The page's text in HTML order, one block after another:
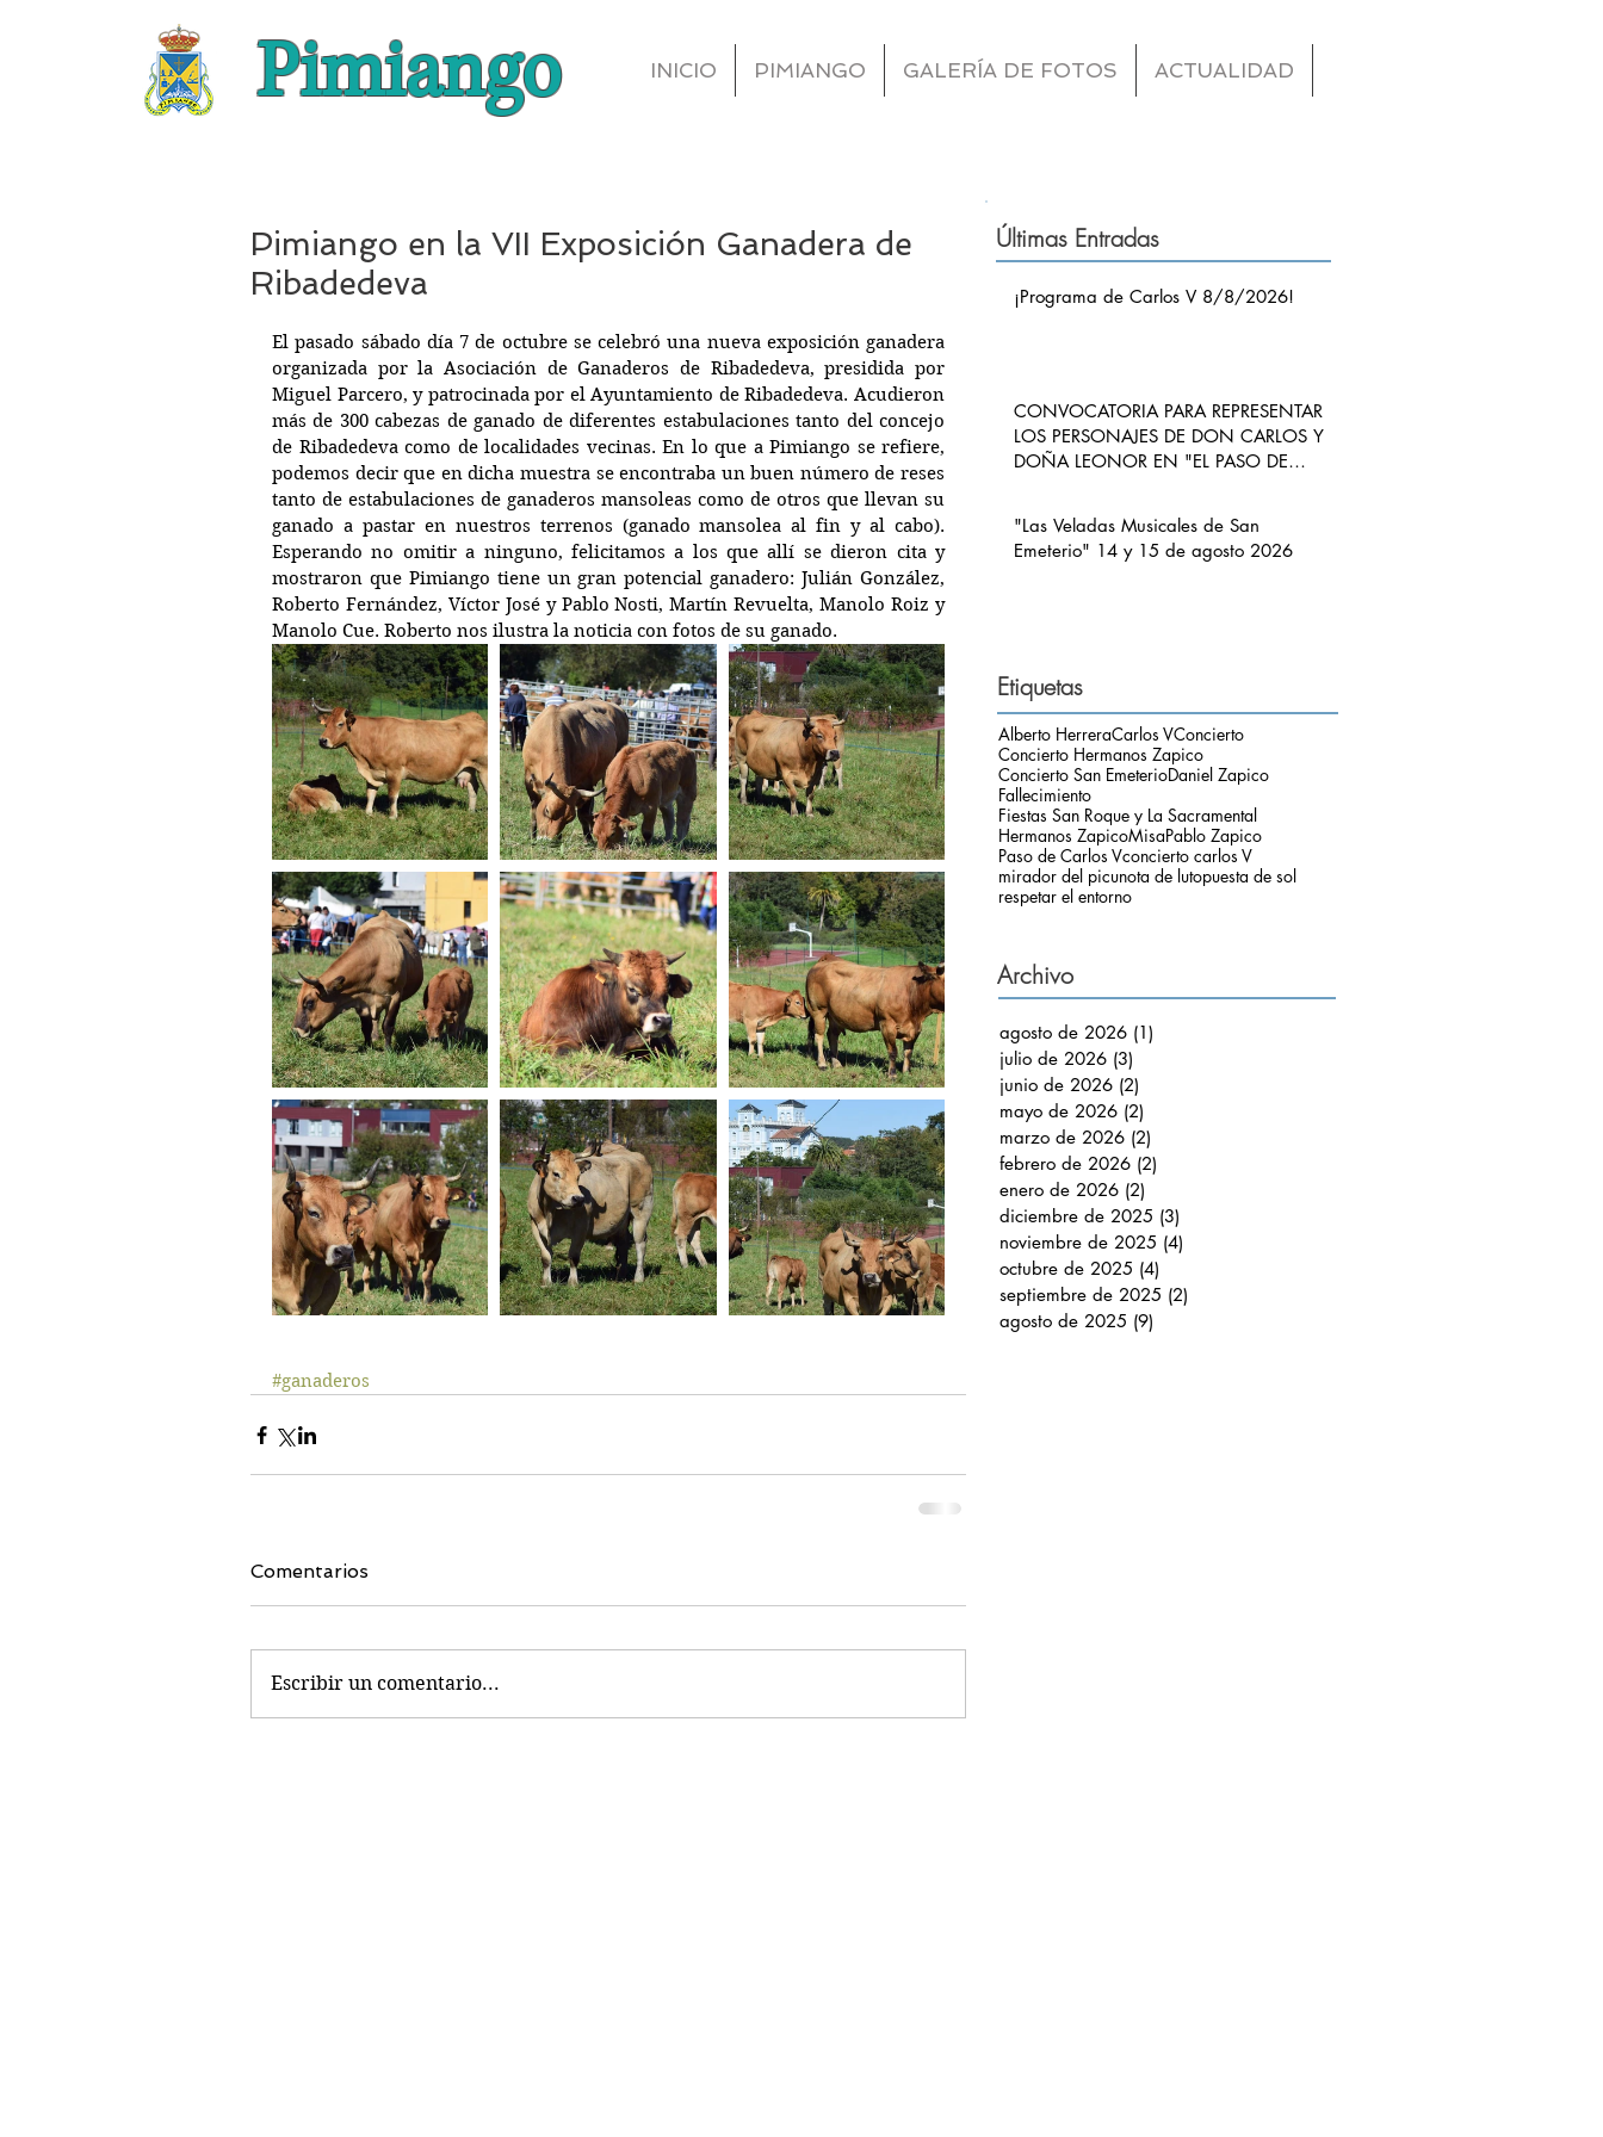
Pimiango INICIO PIMIANGO GALERÍA DE FOTOS ACTUALIDAD
Pimiango en la VII Exposición Ganadera de
Ribadedeva
El pasado sábado día 7 de octubre se celebró una nueva exposición ganadera
organizada por la Asociación de Ganaderos de Ribadedeva, presidida por
Miguel Parcero, y patrocinada por el Ayuntamiento de Ribadedeva. Acudieron
más de 300 cabezas de ganado de diferentes estabulaciones tanto del concejo
de Ribadedeva como de localidades vecinas. En lo que a Pimiango se refiere,
podemos decir que en dicha muestra se encontraba un buen número de reses
tanto de estabulaciones de ganaderos mansoleas como de otros que llevan su
ganado a pastar en nuestros terrenos (ganado mansolea al fin y al cabo).
Esperando no omitir a ninguno, felicitamos a los que allí se dieron cita y
mostraron que Pimiango tiene un gran potencial ganadero: Julián González,
Roberto Fernández, Víctor José y Pablo Nosti, Martín Revuelta, Manolo Roiz y
Manolo Cue. Roberto nos ilustra la noticia con fotos de su ganado.
#ganaderos
Comentarios
Escribir un comentario...
¡Programa de Carlos V 8/8/2026!
CONVOCATORIA PARA REPRESENTAR
LOS PERSONAJES DE DON CARLOS Y
DOÑA LEONOR EN "EL PASO DE
"Las Veladas Musicales de San
Emeterio" 14 y 15 de agosto 2026
Etiquetas
Alberto HerreraCarlos VConcierto
Concierto Hermanos Zapico
Concierto San EmeterioDaniel Zapico
Fallecimiento
Fiestas San Roque y La Sacramental
Hermanos ZapicoMisaPablo Zapico
Paso de Carlos Vconcierto carlos V
mirador del picunota de lutopuesta de sol
respetar el entorno
Archivo
agosto de 2026 (1)
julio de 2026 (3)
junio de 2026 (2)
mayo de 2026 (2)
marzo de 2026 (2)
febrero de 2026 (2)
enero de 2026 (2)
diciembre de 2025 (3)
noviembre de 2025 (4)
octubre de 2025 (4)
septiembre de 2025 (2)
agosto de 2025 (9)
Últimas Entradas